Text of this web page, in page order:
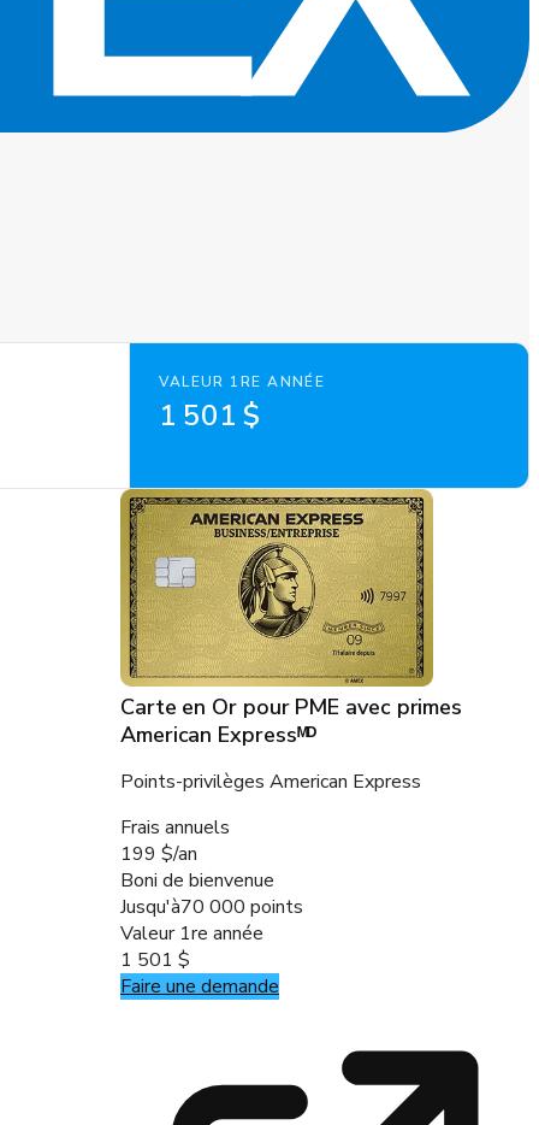
VALEUR 1RE ANNÉE
1 501 $
Carte en Or pour PME avec primes
American Expressᴹᴰ
Points-privilèges American Express
Frais annuels
199 $/an
Boni de bienvenue
Jusqu'à70 000 points
Valeur 1re année
1 501 $
Faire une demande